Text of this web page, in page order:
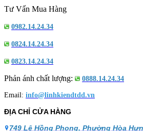
Tư Vấn Mua Hàng
0982.14.24.34
0824.14.24.34
0823.14.24.34
Phản ánh chất lượng: 0888.14.24.34
Email: info@linhkiendtdd.vn
ĐỊA CHỈ CỬA HÀNG
749 Lê Hồng Phong, Phường Hòa